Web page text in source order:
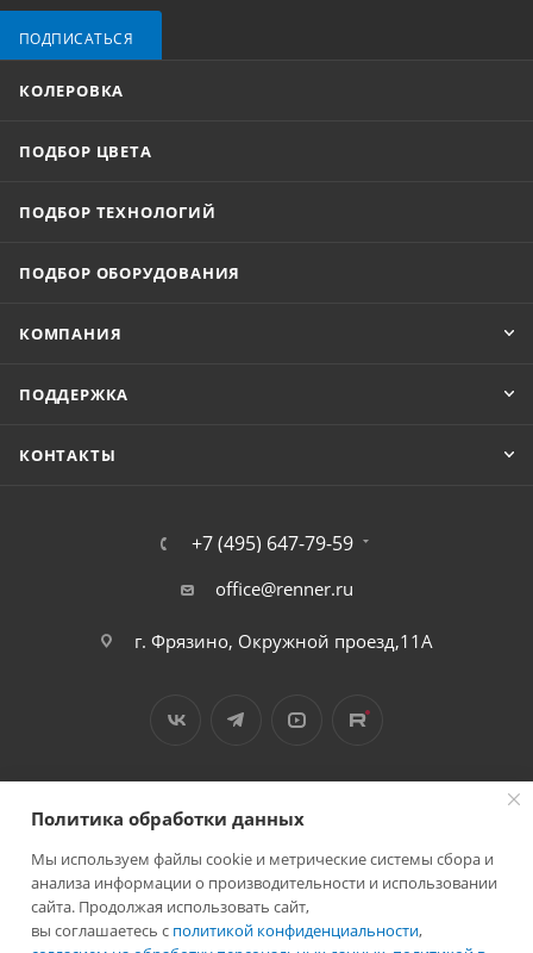
ПОДПИСАТЬСЯ
КОЛЕРОВКА
ПОДБОР ЦВЕТА
ПОДБОР ТЕХНОЛОГИЙ
ПОДБОР ОБОРУДОВАНИЯ
КОМПАНИЯ
ПОДДЕРЖКА
КОНТАКТЫ
+7 (495) 647-79-59
office@renner.ru
г. Фрязино, Окружной проезд,11А
2026 © Лига - каталог лакокрасочных покрытий
Политика обработки данных
Мы используем файлы cookie и метрические системы сбора и
анализа информации о производительности и использовании
сайта. Продолжая использовать сайт,
вы соглашаетесь с политикой конфиденциальности,